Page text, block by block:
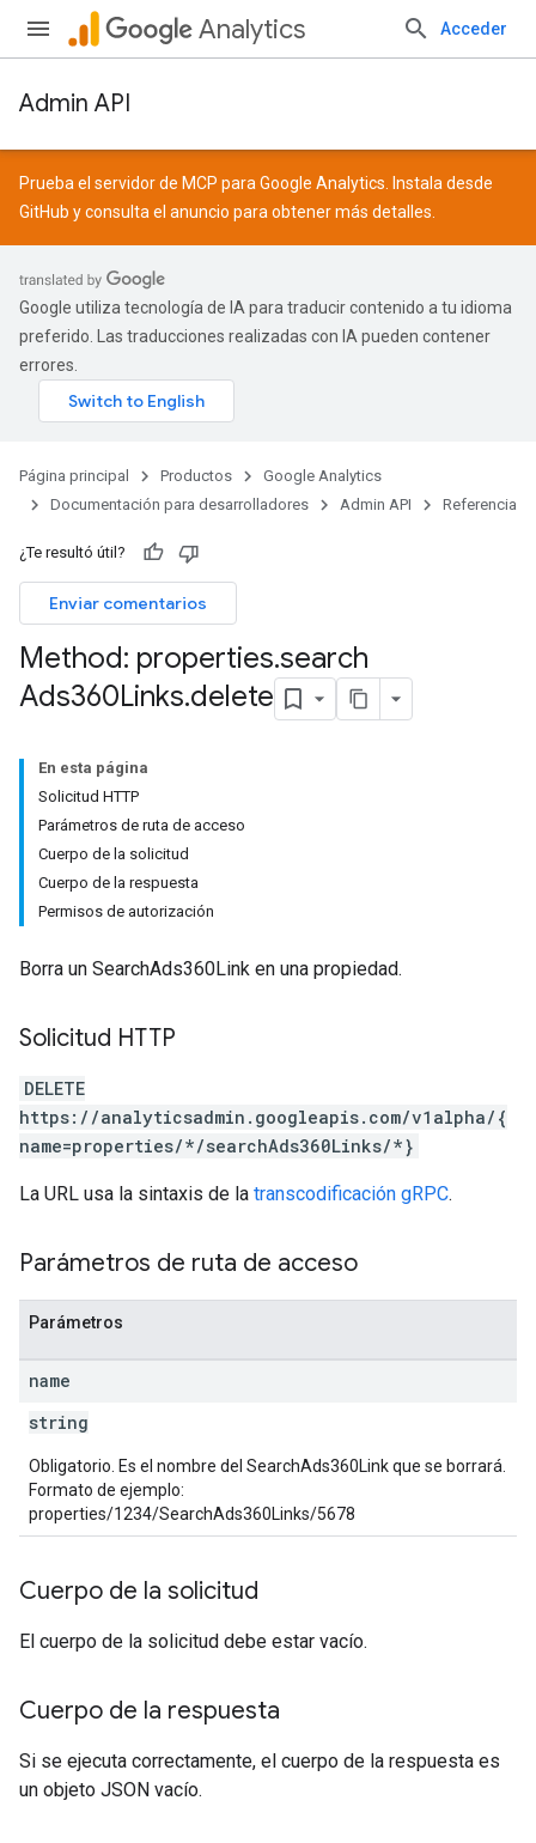
Analytics Acceder
Admin API
Prueba el servidor de MCP para Google Analytics. Instala desde
GitHub y consulta el anuncio para obtener más detalles.
Google utiliza tecnología de IA para traducir contenido a tu idioma
preferido. Las traducciones realizadas con IA pueden contener
errores.
Página principal Productos
Google Analytics
Documentación para desarrolladores
Admin API Referencia
¿Te resultó útil?
Enviar comentarios
Method: properties.search
Ads360Links.delete
En esta página
Solicitud HTTP
Parámetros de ruta de acceso
Cuerpo de la solicitud
Cuerpo de la respuesta
Permisos de autorización
Borra un SearchAds360Link en una propiedad.
Solicitud HTTP
DELETE
https://analyticsadmin.googleapis.com/v1alpha/{
name=properties/*/searchAds360Links/*}
La URL usa la sintaxis de la transcodificación gRPC.
Parámetros de ruta de acceso
Parámetros
name
string
Obligatorio. Es el nombre del SearchAds360Link que se borrará.
Formato de ejemplo:
properties/1234/SearchAds360Links/5678
Cuerpo de la solicitud
El cuerpo de la solicitud debe estar vacío.
Cuerpo de la respuesta
Si se ejecuta correctamente, el cuerpo de la respuesta es
un objeto JSON vacío.